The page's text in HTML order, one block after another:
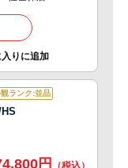
ランク:並品
円